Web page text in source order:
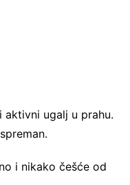
ugalj u prahu.
i nikako češće od